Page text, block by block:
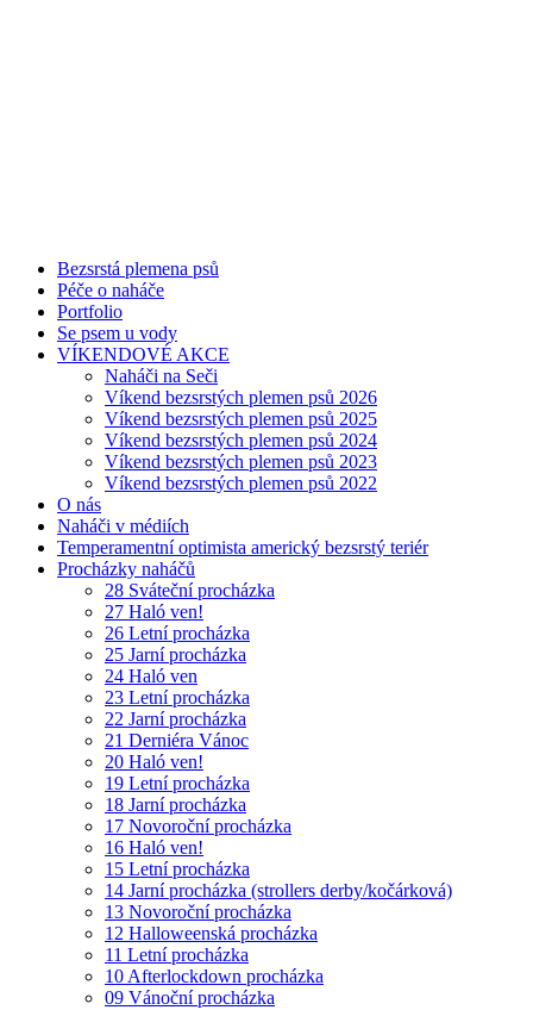
Bezsrstá plemena psů
Péče o naháče
Portfolio
Se psem u vody
VÍKENDOVÉ AKCE
Naháči na Seči
Víkend bezsrstých plemen psů 2026
Víkend bezsrstých plemen psů 2025
Víkend bezsrstých plemen psů 2024
Víkend bezsrstých plemen psů 2023
Víkend bezsrstých plemen psů 2022
O nás
Naháči v médiích
Temperamentní optimista americký bezsrstý teriér
Procházky naháčů
28 Sváteční procházka
27 Haló ven!
26 Letní procházka
25 Jarní procházka
24 Haló ven
23 Letní procházka
22 Jarní procházka
21 Derniéra Vánoc
20 Haló ven!
19 Letní procházka
18 Jarní procházka
17 Novoroční procházka
16 Haló ven!
15 Letní procházka
14 Jarní procházka (strollers derby/kočárková)
13 Novoroční procházka
12 Halloweenská procházka
11 Letní procházka
10 Afterlockdown procházka
09 Vánoční procházka